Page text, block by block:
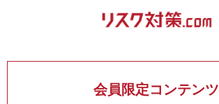
会員限定コンテンツ